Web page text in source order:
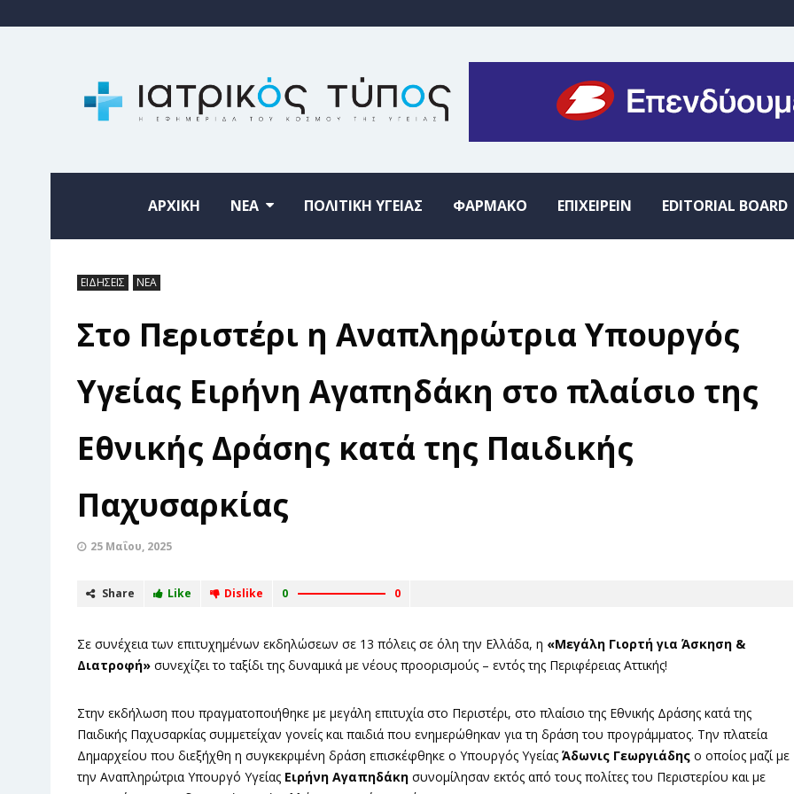
ΑΡΧΙΚΗ ΝΕΑ ΠΟΛΙΤΙΚΗ ΥΓΕΙΑΣ ΦΑΡΜΑΚΟ ΕΠΙΧΕΙΡΕΙΝ EDITORIAL BOARD
ΕΙΔΗΣΕΙΣ ΝΕΑ
Στο Περιστέρι η Αναπληρώτρια Υπουργός
Υγείας Ειρήνη Αγαπηδάκη στο πλαίσιο της
Εθνικής Δράσης κατά της Παιδικής
Παχυσαρκίας
25 Μαΐου, 2025
Share Like Dislike 0 0
Σε συνέχεια των επιτυχημένων εκδηλώσεων σε 13 πόλεις σε όλη την Ελλάδα, η «Μεγάλη Γιορτή για Άσκηση &
Διατροφή» συνεχίζει το ταξίδι της δυναμικά με νέους προορισμούς – εντός της Περιφέρειας Αττικής!
Στην εκδήλωση που πραγματοποιήθηκε με μεγάλη επιτυχία στο Περιστέρι, στο πλαίσιο της Εθνικής Δράσης κατά της
Παιδικής Παχυσαρκίας συμμετείχαν γονείς και παιδιά που ενημερώθηκαν για τη δράση του προγράμματος. Την πλατεία
Δημαρχείου που διεξήχθη η συγκεκριμένη δράση επισκέφθηκε ο Υπουργός Υγείας Άδωνις Γεωργιάδης ο οποίος μαζί με
την Αναπληρώτρια Υπουργό Υγείας Ειρήνη Αγαπηδάκη συνομίλησαν εκτός από τους πολίτες του Περιστερίου και με